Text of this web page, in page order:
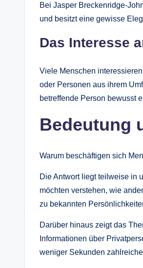
Bei Jasper Breckenridge-
und besitzt eine gewisse
Das Interesse
Viele Menschen
oder Personen aus ihrem
betreffende Person bewusst
Bedeutung
Warum beschäftigen sich
Die Antwort liegt teilweise in
möchten verstehen, wie
zu bekannten
Darüber hinaus zeigt das
Informationen über
weniger Sekunden